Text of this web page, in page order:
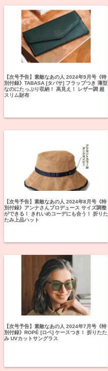
【次号予告】素敵なあの人 2024年9月号《特
別付録》TABASA [タバサ] フラップつき 薄型
なのにたっぷり収納！ 高見え！ レザー調 超
スリム財布
【次号予告】素敵なあの人 2024年8月号《特
別付録》アンナさんプロデュース サイズ調整
ができる！ きれいめコーデにも合う！ 折りた
たみ上品ハット
【次号予告】素敵なあの人 2024年7月号《特
別付録》ROPÉ [ロペ] ケースつき！ 折りたた
み UVカットサングラス